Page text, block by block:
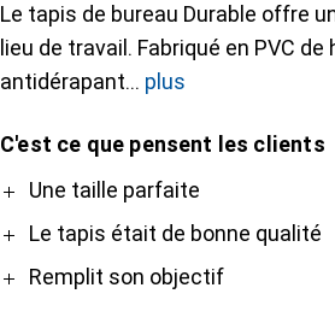
Le tapis de bureau Durable offre
lieu de travail. Fabriqué en PVC
antidérapant
plus
C'est ce que pensent les clients
ProUne taille parfaite
Le tapis était de bonne qualité
Remplit son objectif
Contre